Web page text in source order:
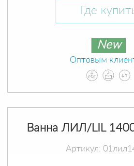
Где
New
Оптовым
Ванна ЛИЛ/LIL
Артикул: